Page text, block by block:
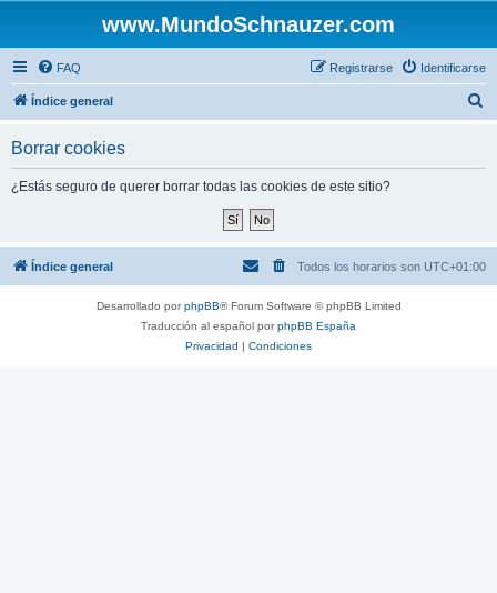
www.MundoSchnauzer.com
FAQ Identificarse
Registrarse
Índice general
Borrar cookies
¿Estás seguro de querer borrar todas las cookies de este sitio?
Índice general Todos los horarios son UTC+01:00
Desarrollado porphpBB® Forum Software © phpBB Limited
Traducción al español porphpBB España
Privacidad | Condiciones